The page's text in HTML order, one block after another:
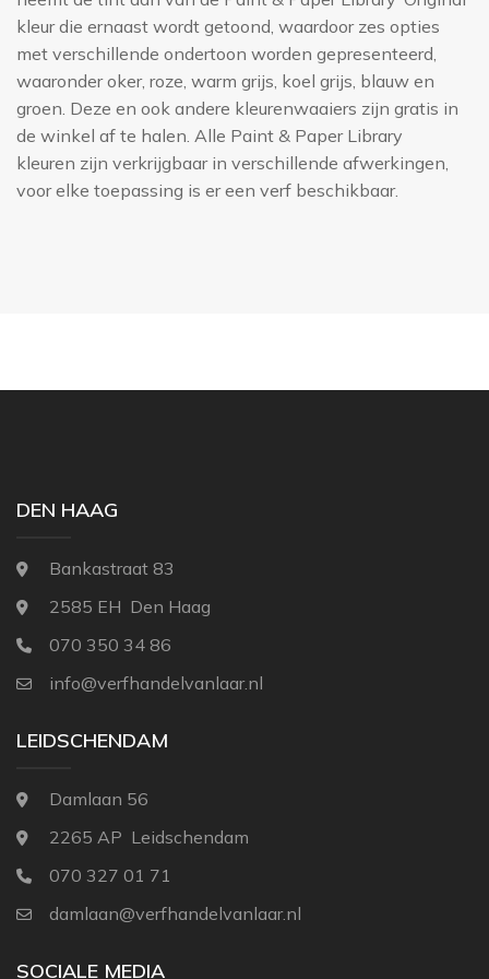
kleur die ernaast wordt getoond, waardoor zes opties
met verschillende ondertoon worden gepresenteerd,
waaronder oker, roze, warm grijs, koel grijs, blauw en
groen. Deze en ook andere kleurenwaaiers zijn gratis in
de winkel af te halen. Alle Paint & Paper Library
kleuren zijn verkrijgbaar in verschillende afwerkingen,
voor elke toepassing is er een verf beschikbaar.
DEN HAAG
Bankastraat 83
2585 EH Den Haag
070 350 34 86
info@verfhandelvanlaar.nl
LEIDSCHENDAM
Damlaan 56
2265 AP Leidschendam
070 327 01 71
damlaan@verfhandelvanlaar.nl
SOCIALE MEDIA